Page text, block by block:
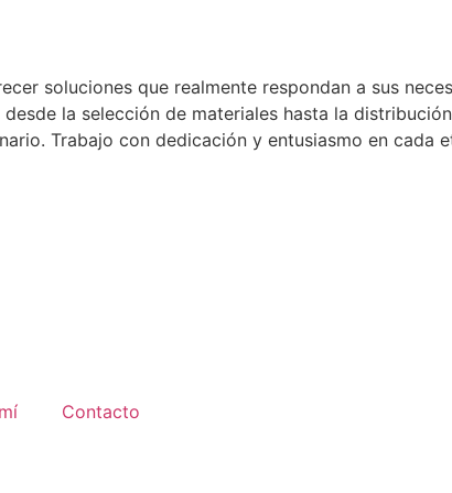
soluciones que realmente respondan a sus
la selección de materiales hasta la
Trabajo con dedicación y entusiasmo en cada
Contacto